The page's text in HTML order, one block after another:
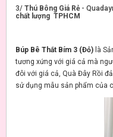
3/ Thú Bông Giá Rẻ-
chất lượng TPHCM
Búp Bê Thắt Bím 3 (Đỏ) là
tương xứng với giá cả mà
đôi với giá cả, Quà Đây Rồi
sử dụng mẫu sản phẩm của